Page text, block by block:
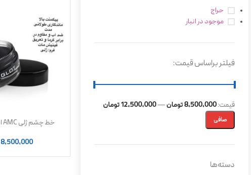
حراج
موجود در انبار
فیلتر براساس قیمت:
صافی
قيمت:8,500,000 تومان —12,500,000 تومان
دسته‌ها
خط چشم ژلی AMC اینگلوت | اصل
8,500,000